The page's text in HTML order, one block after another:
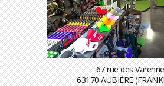
67 rue des
63170 AUBIÈRE